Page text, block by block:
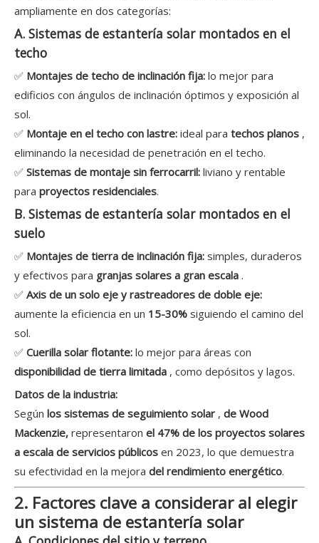
ampliamente en dos categorías:
A. Sistemas de estantería solar montados en el
techo
✅ Montajes de techo de inclinación fija: lo mejor para
edificios con ángulos de inclinación óptimos y exposición al
sol.
✅ Montaje en el techo con lastre: ideal para techos planos ,
eliminando la necesidad de penetración en el techo.
✅ Sistemas de montaje sin ferrocarril: liviano y rentable
para proyectos residenciales.
B. Sistemas de estantería solar montados en el
suelo
✅ Montajes de tierra de inclinación fija: simples, duraderos
y efectivos para granjas solares a gran escala .
✅ Axis de un solo eje y rastreadores de doble eje:
aumente la eficiencia en un 15-30% siguiendo el camino del
sol.
✅ Cuerilla solar flotante: lo mejor para áreas con
disponibilidad de tierra limitada , como depósitos y lagos.
Datos de la industria:
Según los sistemas de seguimiento solar , de Wood
Mackenzie, representaron el 47% de los proyectos solares
a escala de servicios públicos en 2023, lo que demuestra
su efectividad en la mejora del rendimiento energético.
2. Factores clave a considerar al elegir
un sistema de estantería solar